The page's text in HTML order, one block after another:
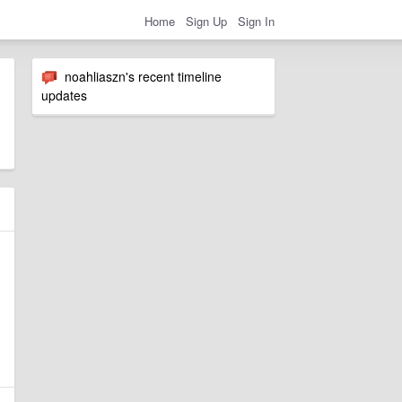
Home Sign Up Sign In
noahliaszn's recent timeline
updates